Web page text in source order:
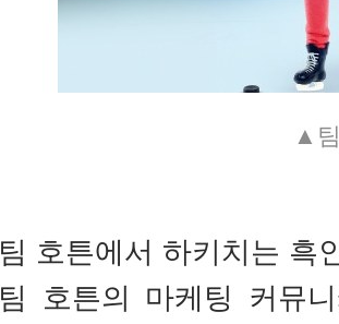
▲
팀 호튼에서 하키치는 흑
팀 호튼의 마케팅 커뮤